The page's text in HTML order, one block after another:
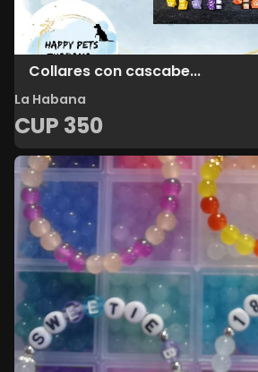
Collares con cascabe...
La Habana
CUP 350